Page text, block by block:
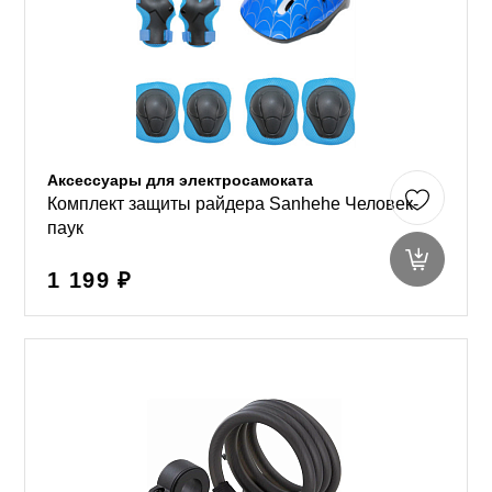
Аксессуары для электросамоката
Комплект защиты райдера Sanhehe Человек-
паук
1 199 ₽